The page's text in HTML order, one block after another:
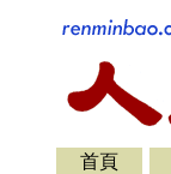
首頁